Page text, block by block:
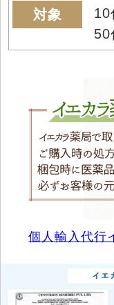
対象
10
50
個人輸入代行